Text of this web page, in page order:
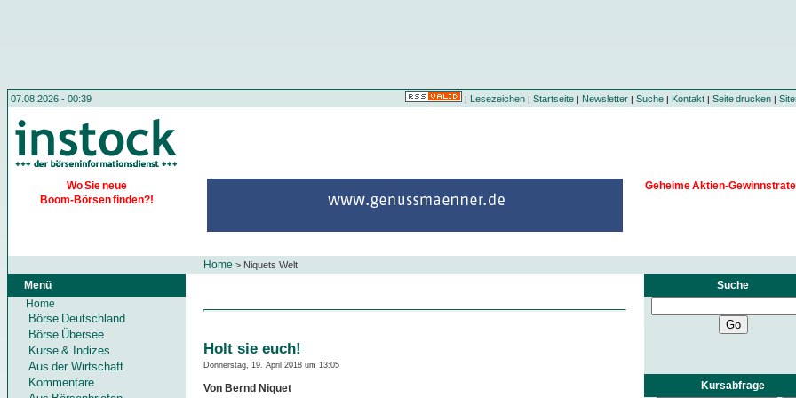
07.08.2026 - 00:39 | Lesezeichen| Startseite| Newsletter| Suche| Kontakt| Seite drucken |
Wo Sie neue
Boom-Börsen finden?!
Geheime Aktien-
Home > Niquets Welt
Menü
Home
Börse Deutschland
Börse Übersee
Kurse & Indizes
Aus der Wirtschaft
Kommentare
Suche
Kursabfrage
Holt sie euch!
Donnerstag, 19. April 2018 um 13:05
Von Bernd Niquet